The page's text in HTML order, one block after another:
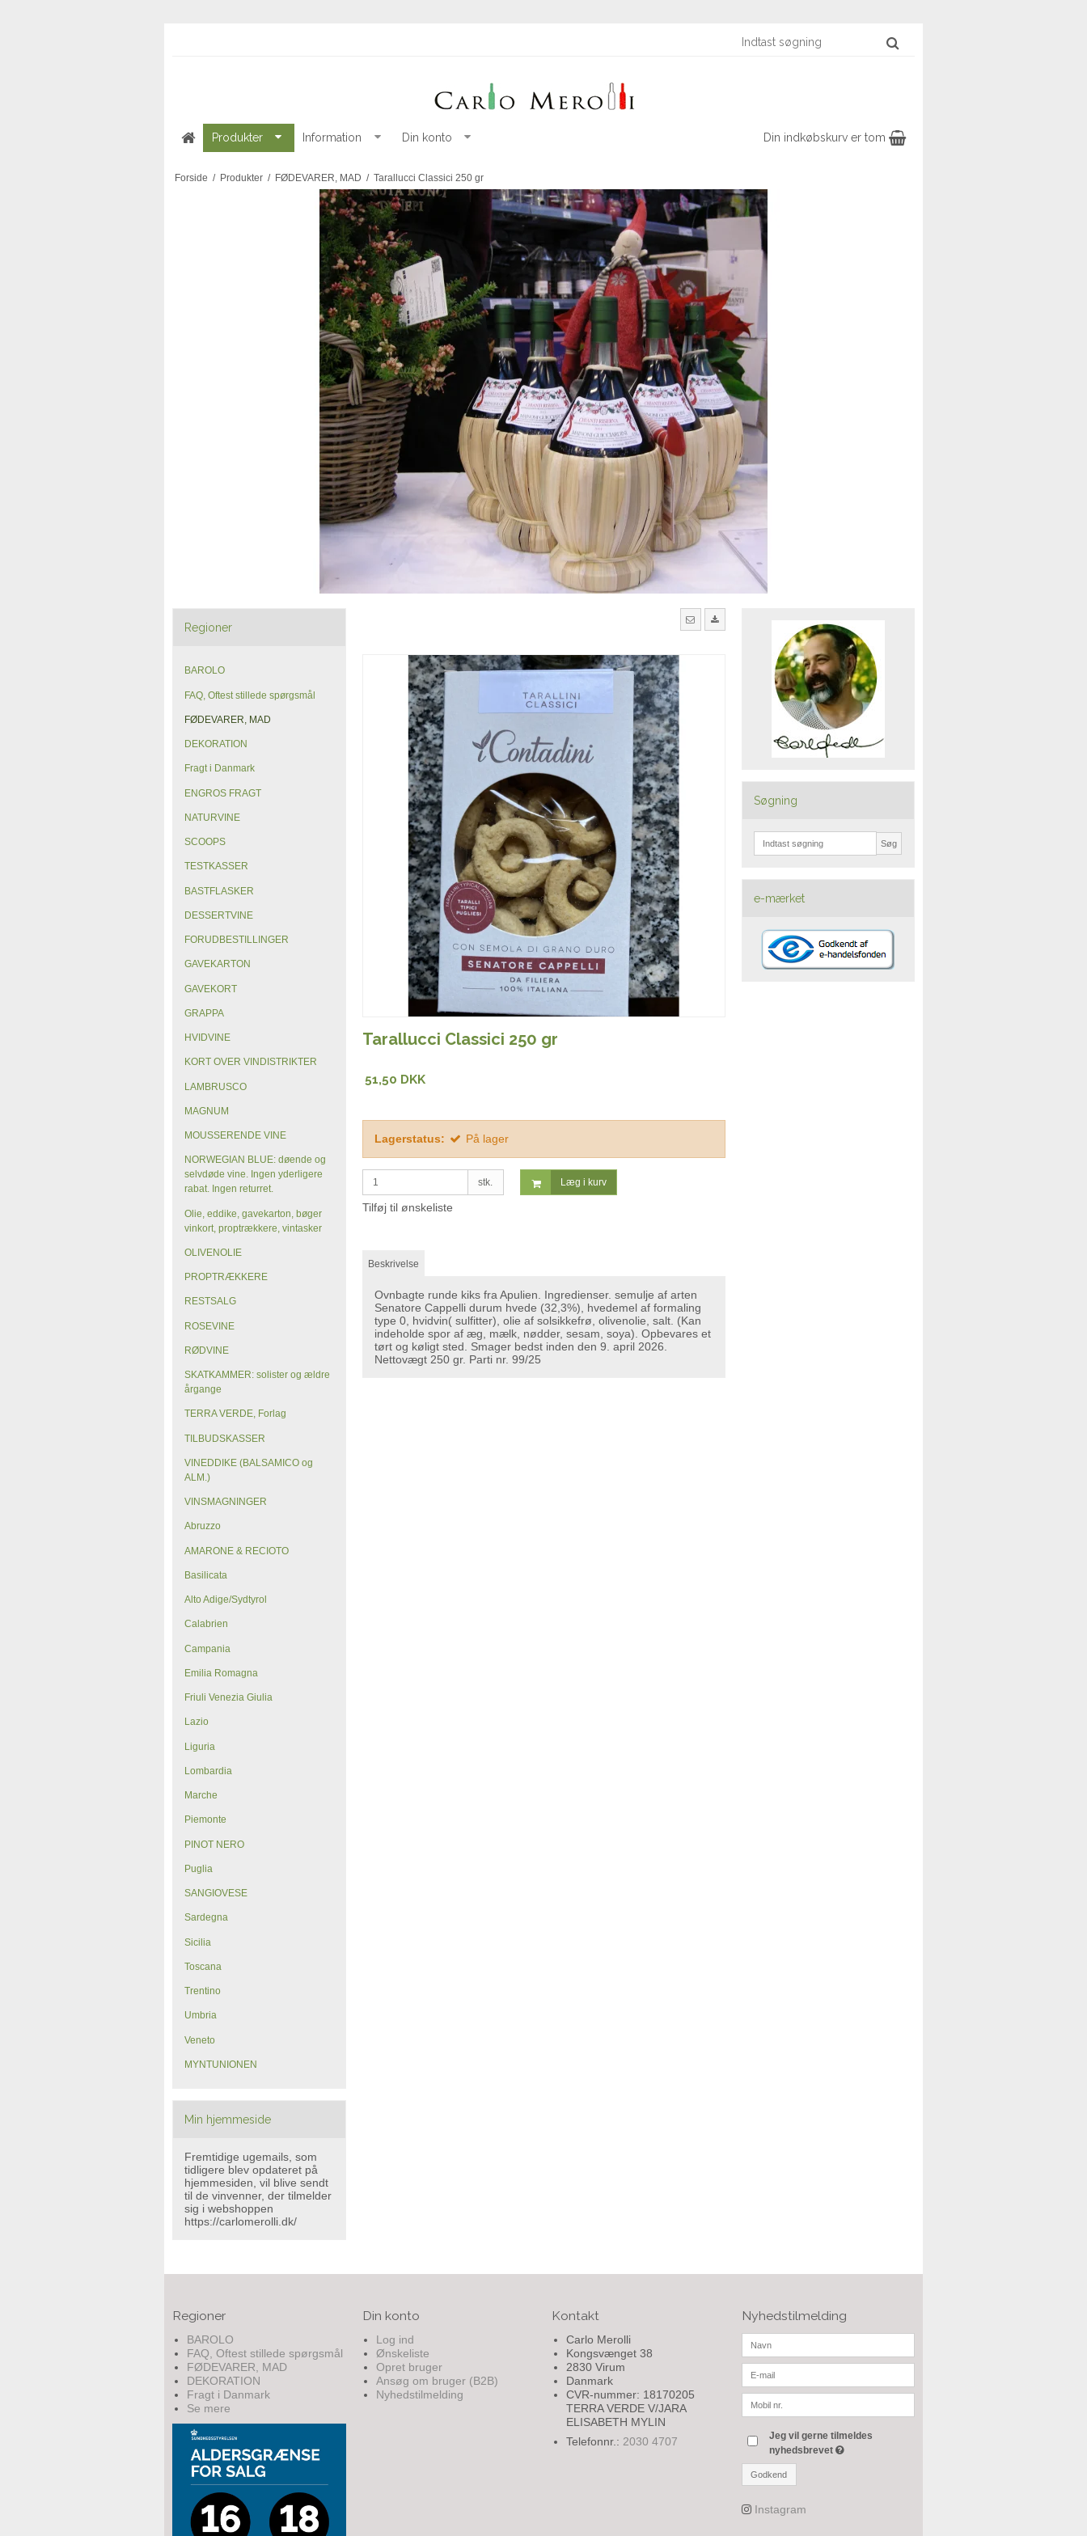
Produkter Information Din konto Din indkøbskurv er tom
Forside / Produkter / FØDEVARER, MAD / Tarallucci Classici 250 gr
Regioner
BAROLO
FAQ, Oftest stillede spørgsmål
FØDEVARER, MAD
DEKORATION
Fragt i Danmark
ENGROS FRAGT
NATURVINE
SCOOPS
TESTKASSER
BASTFLASKER
DESSERTVINE
FORUDBESTILLINGER
GAVEKARTON
GAVEKORT
GRAPPA
HVIDVINE
KORT OVER VINDISTRIKTER
LAMBRUSCO
MAGNUM
MOUSSERENDE VINE
NORWEGIAN BLUE: døende og
selvdøde vine. Ingen yderligere
rabat. Ingen returret.
Olie, eddike, gavekarton, bøger
vinkort, proptrækkere, vintasker
OLIVENOLIE
PROPTRÆKKERE
RESTSALG
ROSEVINE
RØDVINE
SKATKAMMER: solister og ældre
årgange
TERRA VERDE, Forlag
TILBUDSKASSER
VINEDDIKE (BALSAMICO og
ALM.)
VINSMAGNINGER
Abruzzo
AMARONE & RECIOTO
Basilicata
Alto Adige/Sydtyrol
Calabrien
Campania
Emilia Romagna
Friuli Venezia Giulia
Lazio
Liguria
Lombardia
Marche
Piemonte
PINOT NERO
Puglia
SANGIOVESE
Sardegna
Sicilia
Toscana
Trentino
Umbria
Veneto
MYNTUNIONEN
Min hjemmeside
Fremtidige ugemails, som
tidligere blev opdateret på
hjemmesiden, vil blive sendt
til de vinvenner, der tilmelder
sig i webshoppen
https://carlomerolli.dk/
Tarallucci Classici 250 gr
51,50 DKK
Lagerstatus: På lager
stk. Læg i kurv
Tilføj til ønskeliste
Beskrivelse
Ovnbagte runde kiks fra Apulien. Ingredienser. semulje af arten
Senatore Cappelli durum hvede (32,3%), hvedemel af formaling
type 0, hvidvin( sulfitter), olie af solsikkefrø, olivenolie, salt. (Kan
indeholde spor af æg, mælk, nødder, sesam, soya). Opbevares et
tørt og køligt sted. Smager bedst inden den 9. april 2026.
Nettovægt 250 gr. Parti nr. 99/25
Søgning
Søg
e-mærket
Regioner
BAROLO
FAQ, Oftest stillede spørgsmål
FØDEVARER, MAD
DEKORATION
Fragt i Danmark
Se mere
Din konto
Log ind
Ønskeliste
Opret bruger
Ansøg om bruger (B2B)
Nyhedstilmelding
Kontakt
Carlo Merolli
Kongsvænget 38
2830 Virum
Danmark
CVR-nummer: 18170205
TERRA VERDE V/JARA
ELISABETH MYLIN
Telefonnr.: 2030 4707
Nyhedstilmelding
Jeg vil gerne tilmeldes
nyhedsbrevet
Godkend
Instagram